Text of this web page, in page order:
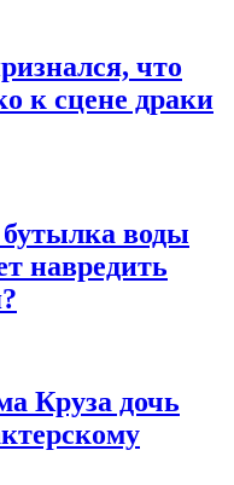
что
к сцене драки
воды
навредить
Круза дочь